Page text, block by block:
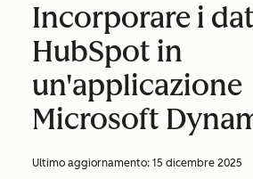
Incorporare i
HubSpot in
un'applicazione
Microsoft
Ultimo aggiornamento: 15 dicembre 2025